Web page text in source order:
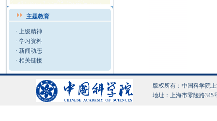
主题教育
· 上级精神
· 学习资料
· 新闻动态
· 相关链接
版权所有：中国科学院
地址：上海市零陵路345